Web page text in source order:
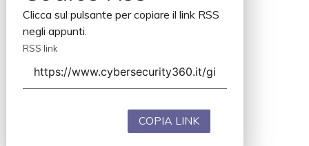
Clicca sul pulsante per copiare il link RSS
negli appunti.
RSS link
COPIA LINK